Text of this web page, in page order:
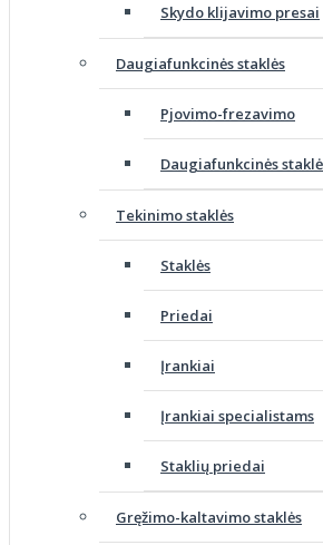
Skydo klijavimo presai
Daugiafunkcinės staklės
Pjovimo-frezavimo
Daugiafunkcinės
Tekinimo staklės
Staklės
Priedai
Įrankiai
Įrankiai specialistams
Staklių priedai
Gręžimo-kaltavimo staklės